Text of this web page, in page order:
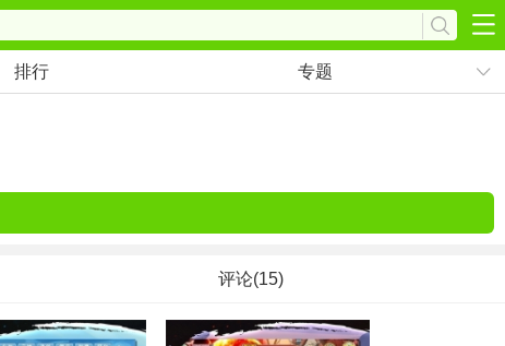
排行 专题
评论(15)